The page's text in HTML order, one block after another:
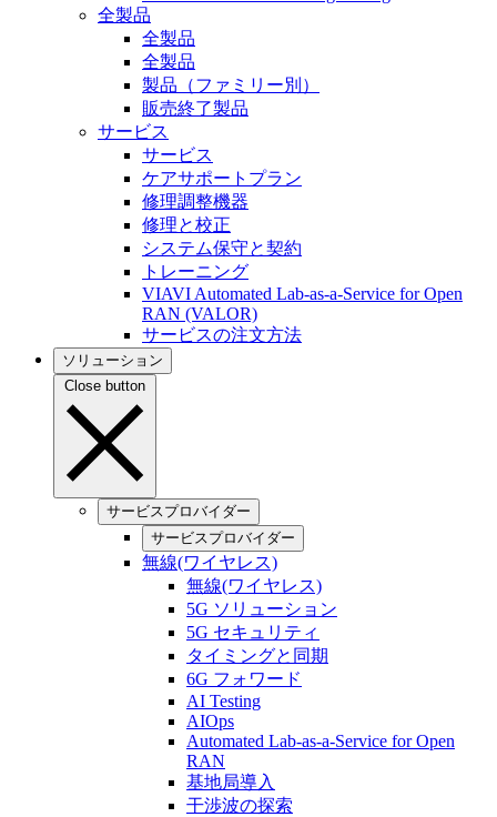
全製品
全製品
全製品
製品（ファミリー別）
販売終了製品
サービス
サービス
ケアサポートプラン
修理調整機器
修理と校正
システム保守と契約
トレーニング
VIAVI Automated Lab-as-a-Service for Open
RAN (VALOR)
サービスの注文方法
ソリューション
Close button
サービスプロバイダー
サービスプロバイダー
無線(ワイヤレス)
無線(ワイヤレス)
5G ソリューション
5G セキュリティ
タイミングと同期
6G フォワード
AI Testing
AIOps
Automated Lab-as-a-Service for Open
RAN
基地局導入
干渉波の探索